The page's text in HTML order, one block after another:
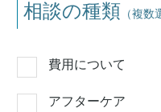
相談の種類 （複数
費用について
アフターケア